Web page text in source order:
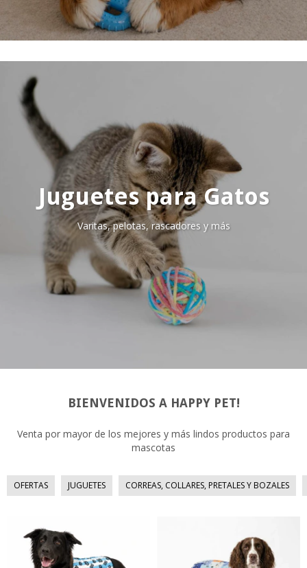
Juguetes para Gatos
Varitas, pelotas, rascadores y más
BIENVENIDOS A HAPPY PET!
Venta por mayor de los mejores y más lindos productos para
mascotas
OFERTAS JUGUETES CORREAS, COLLARES, PRETALES Y BOZALES